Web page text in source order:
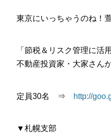
東京にいっちゃうのね！
「節税＆リスク管理に活用
不動産投資家・大家さん
定員30名 ⇒ http://
▼札幌支部